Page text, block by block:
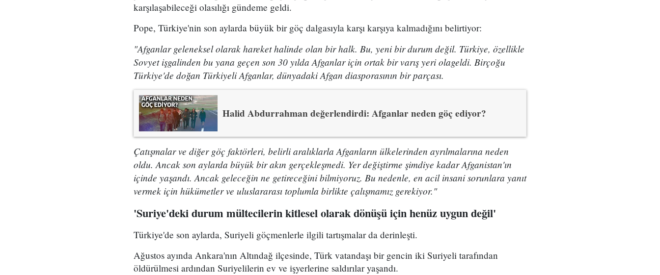
karşılaşabileceği olasılığı gündeme geldi.
Pope, Türkiye'nin son aylarda büyük bir göç dalgasıyla karşı karşıya kalmadığını belirtiyor:
"Afganlar geleneksel olarak hareket halinde olan bir halk. Bu, yeni bir durum değil. Türkiye, özellikle
Sovyet işgalinden bu yana geçen son 30 yılda Afganlar için ortak bir varış yeri olageldi. Birçoğu
Türkiye'de doğan Türkiyeli Afganlar, dünyadaki Afgan diasporasının bir parçası.
Halid Abdurrahman değerlendirdi: Afganlar neden göç ediyor?
Çatışmalar ve diğer göç faktörleri, belirli aralıklarla Afganların ülkelerinden ayrılmalarına neden
oldu. Ancak son aylarda büyük bir akın gerçekleşmedi. Yer değiştirme şimdiye kadar Afganistan'ın
içinde yaşandı. Ancak geleceğin ne getireceğini bilmiyoruz. Bu nedenle, en acil insani sorunlara yanıt
vermek için hükümetler ve uluslararası toplumla birlikte çalışmamız gerekiyor."
'Suriye'deki durum mültecilerin kitlesel olarak dönüşü için henüz uygun değil'
Türkiye'de son aylarda, Suriyeli göçmenlerle ilgili tartışmalar da derinleşti.
Ağustos ayında Ankara'nın Altındağ ilçesinde, Türk vatandaşı bir gencin iki Suriyeli tarafından
öldürülmesi ardından Suriyelilerin ev ve işyerlerine saldırılar yaşandı.